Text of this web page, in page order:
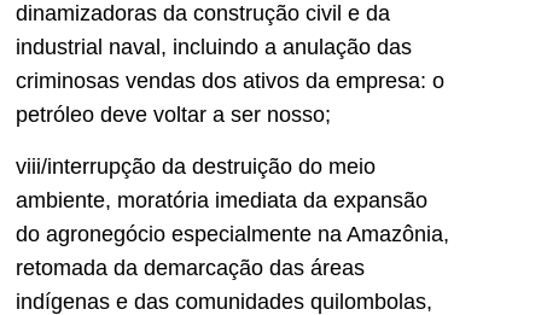
dinamizadoras da construção civil e da
industrial naval, incluindo a anulação das
criminosas vendas dos ativos da empresa: o
petróleo deve voltar a ser nosso;
viii/interrupção da destruição do meio
ambiente, moratória imediata da expansão
do agronegócio especialmente na Amazônia,
retomada da demarcação das áreas
indígenas e das comunidades quilombolas,